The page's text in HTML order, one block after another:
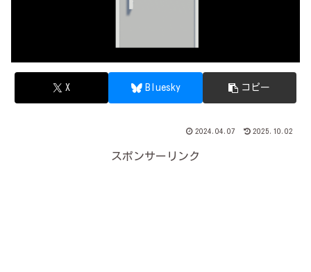
X Bluesky コピー
2024.04.07 2025.10.02
スポンサーリンク